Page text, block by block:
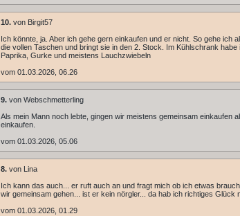
10. von Birgit57
Ich könnte, ja. Aber ich gehe gern einkaufen und er nicht. So gehe ich
die vollen Taschen und bringt sie in den 2. Stock. Im Kühlschrank
Paprika, Gurke und meistens Lauchzwiebeln
vom 01.03.2026, 06.26
9. von Webschmetterling
Als mein Mann noch lebte, gingen wir meistens gemeinsam einkaufen
einkaufen.
vom 01.03.2026, 05.06
8. von Lina
Ich kann das auch... er ruft auch an und fragt mich ob ich etwas
wir gemeinsam gehen... ist er kein nörgler... da hab ich richtiges Glück
vom 01.03.2026, 01.29